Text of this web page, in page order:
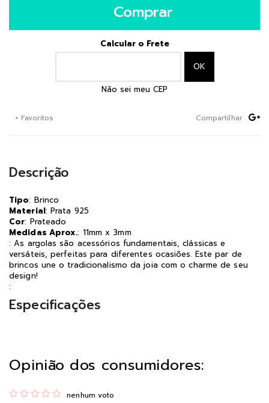
Comprar
Calcular o Frete
Não sei meu CEP
+ Favoritos Compartilhar
Descrição
Tipo: Brinco
Material: Prata 925
Cor: Prateado
Medidas Aprox.: 11mm x 3mm
: As argolas são acessórios fundamentais, clássicas e
versáteis, perfeitas para diferentes ocasiões. Este par de
brincos une o tradicionalismo da joia com o charme de seu
design!
:
Especificações
Opinião dos consumidores:
nenhum voto